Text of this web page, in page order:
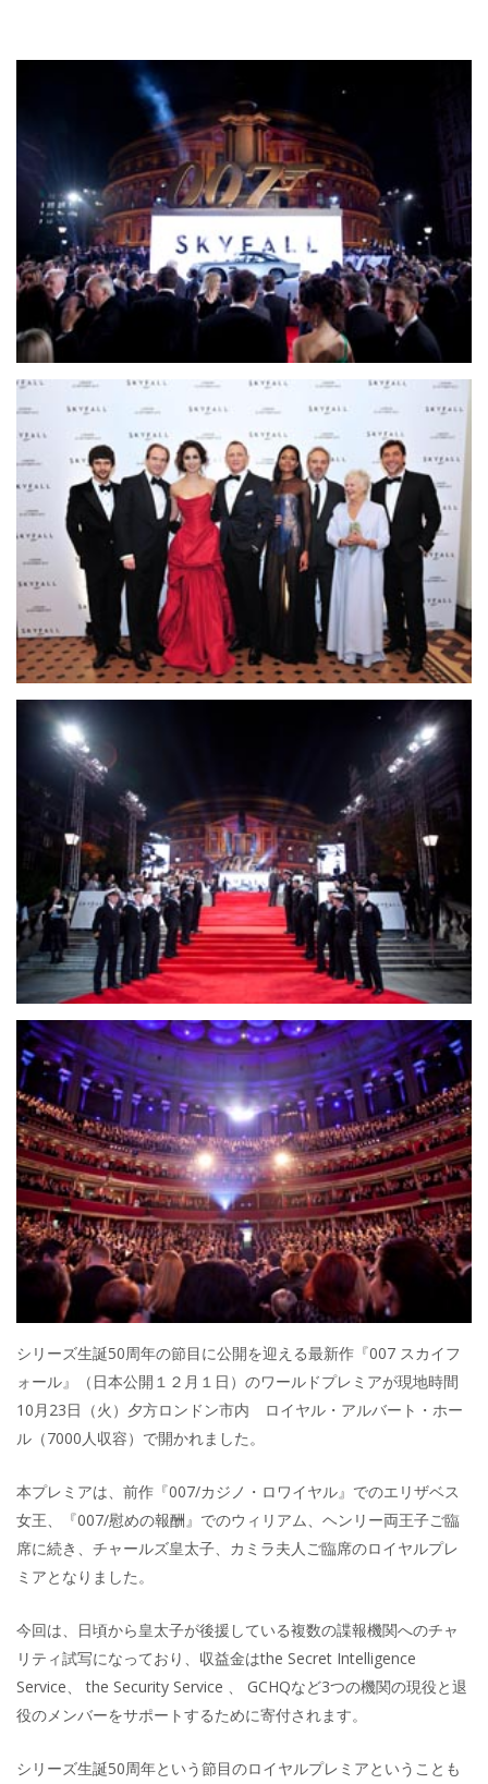
シリーズ生誕50周年の節目に公開を迎える最新作『007 スカイフ
ォール』（日本公開１２月１日）のワールドプレミアが現地時間
10月23日（火）夕方ロンドン市内 ロイヤル・アルバート・ホー
ル（7000人収容）で開かれました。
本プレミアは、前作『007/カジノ・ロワイヤル』でのエリザベス
女王、『007/慰めの報酬』でのウィリアム、ヘンリー両王子ご臨
席に続き、チャールズ皇太子、カミラ夫人ご臨席のロイヤルプレ
ミアとなりました。
今回は、日頃から皇太子が後援している複数の諜報機関へのチャ
リティ試写になっており、収益金はthe Secret Intelligence
Service、 the Security Service 、 GCHQなど3つの機関の現役と退
役のメンバーをサポートするために寄付されます。
シリーズ生誕50周年という節目のロイヤルプレミアということも